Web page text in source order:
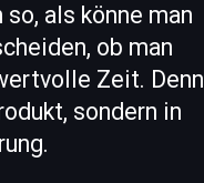
als könne man
ob man
Zeit. Denn
sondern in